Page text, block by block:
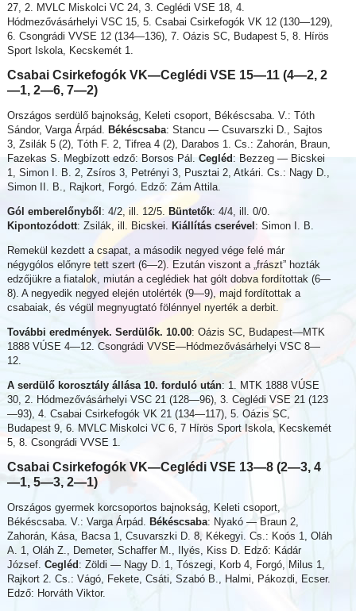
27, 2. MVLC Miskolci VC 24, 3. Ceglédi VSE 18, 4.
Hódmezővásárhelyi VSC 15, 5. Csabai Csirkefogók VK 12 (130—129),
6. Csongrádi VVSE 12 (134—136), 7. Oázis SC, Budapest 5, 8. Hírös
Sport Iskola, Kecskemét 1.
Csabai Csirkefogók VK—Ceglédi VSE 15—11 (4—2, 2
—1, 2—6, 7—2)
Országos serdülő bajnokság, Keleti csoport, Békéscsaba. V.: Tóth
Sándor, Varga Árpád. Békéscsaba: Stancu — Csuvarszki D., Sajtos
3, Zsilák 5 (2), Tóth F. 2, Tifrea 4 (2), Darabos 1. Cs.: Zahorán, Braun,
Fazekas S. Megbízott edző: Borsos Pál. Cegléd: Bezzeg — Bicskei
1, Simon I. B. 2, Zsíros 3, Petrényi 3, Pusztai 2, Atkári. Cs.: Nagy D.,
Simon II. B., Rajkort, Forgó. Edző: Zám Attila.
Gól emberelőnyből: 4/2, ill. 12/5. Büntetők: 4/4, ill. 0/0.
Kipontozódott: Zsilák, ill. Bicskei. Kiállítás cserével: Simon I. B.
Remekül kezdett a csapat, a második negyed vége felé már
négygólos előnyre tett szert (6—2). Ezután viszont a „frászt” hozták
edzőjükre a fiatalok, miután a ceglédiek hat gólt dobva fordítottak (6—
8). A negyedik negyed elején utolérték (9—9), majd fordítottak a
csabaiak, és végül megnyugtató fölénnyel nyerték a derbit.
További eredmények. Serdülők. 10.00: Oázis SC, Budapest—MTK
1888 VÚSE 4—12. Csongrádi VVSE—Hódmezővásárhelyi VSC 8—
12.
A serdülő korosztály állása 10. forduló után: 1. MTK 1888 VÚSE
30, 2. Hódmezővásárhelyi VSC 21 (128—96), 3. Ceglédi VSE 21 (123
—93), 4. Csabai Csirkefogók VK 21 (134—117), 5. Oázis SC,
Budapest 9, 6. MVLC Miskolci VC 6, 7 Hírös Sport Iskola, Kecskemét
5, 8. Csongrádi VVSE 1.
Csabai Csirkefogók VK—Ceglédi VSE 13—8 (2—3, 4
—1, 5—3, 2—1)
Országos gyermek korcsoportos bajnokság, Keleti csoport,
Békéscsaba. V.: Varga Árpád. Békéscsaba: Nyakó — Braun 2,
Zahorán, Kása, Bacsa 1, Csuvarszki D. 8, Kékegyi. Cs.: Koós 1, Oláh
A. 1, Oláh Z., Demeter, Schaffer M., Ilyés, Kiss D. Edző: Kádár
József. Cegléd: Zöldi — Nagy D. 1, Tószegi, Korb 4, Forgó, Milus 1,
Rajkort 2. Cs.: Vágó, Fekete, Csáti, Szabó B., Halmi, Pákozdi, Ecser.
Edző: Horváth Viktor.